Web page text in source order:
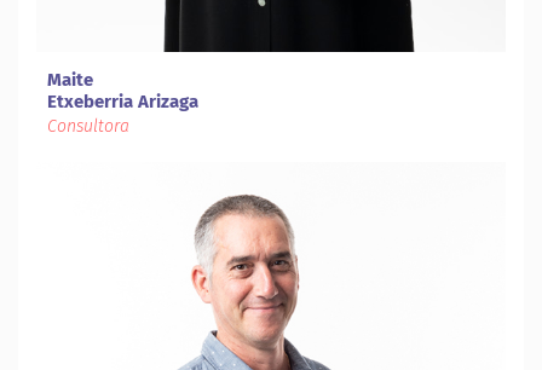
Maite
Etxeberria Arizaga
Consultora